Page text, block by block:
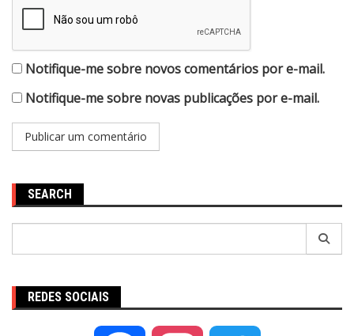
Notifique-me sobre novos comentários por e-mail.
Notifique-me sobre novas publicações por e-mail.
SEARCH
REDES SOCIAIS